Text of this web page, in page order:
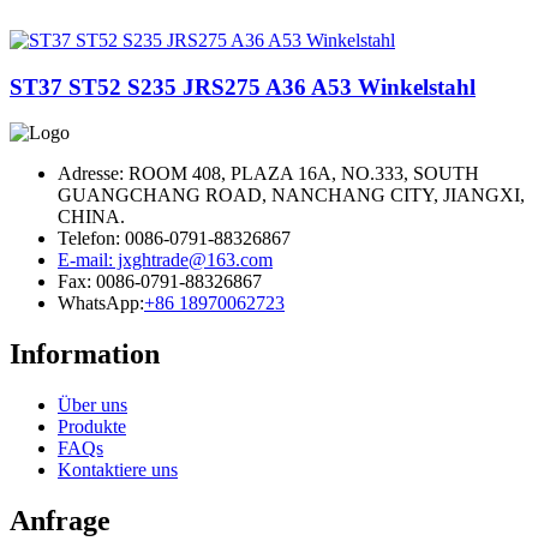
ST37 ST52 S235 JRS275 A36 A53 Winkelstahl
Adresse: ROOM 408, PLAZA 16A, NO.333, SOUTH
GUANGCHANG ROAD, NANCHANG CITY, JIANGXI,
CHINA.
Telefon: 0086-0791-88326867
E-mail: jxghtrade@163.com
Fax: 0086-0791-88326867
WhatsApp:+86 18970062723
Information
Über uns
Produkte
FAQs
Kontaktiere uns
Anfrage